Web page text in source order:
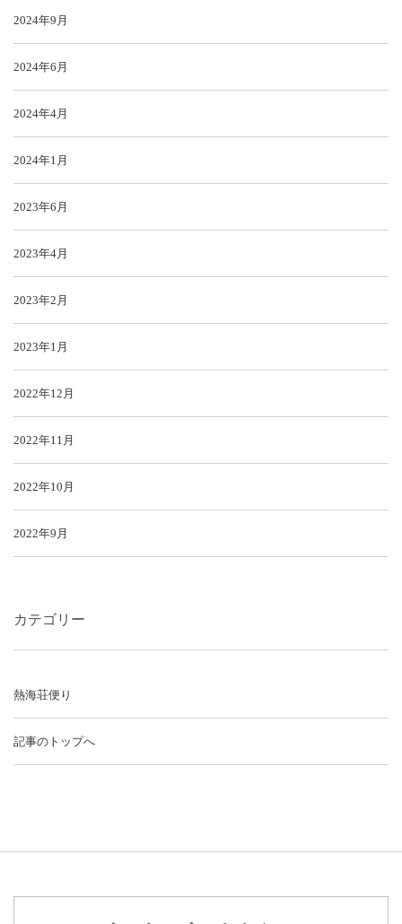
2024年9月
2024年6月
2024年4月
2024年1月
2023年6月
2023年4月
2023年2月
2023年1月
2022年12月
2022年11月
2022年10月
2022年9月
カテゴリー
熱海荘便り
記事のトップへ